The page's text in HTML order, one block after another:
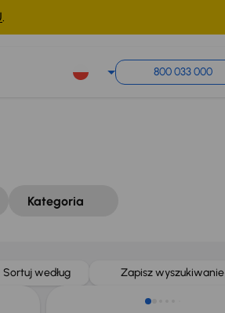
.
800 033 000
Kategoria
Sortuj według Zapisz wyszukiwanie
Taniej o 1 500 zł